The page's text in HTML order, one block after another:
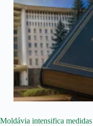
Moldávia intensifica